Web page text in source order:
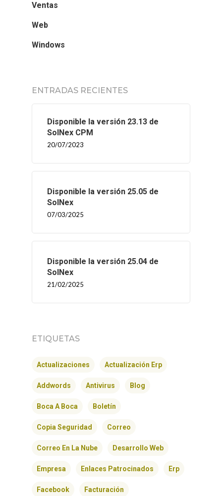
Ventas
Web
Windows
ENTRADAS RECIENTES
Disponible la versión 23.13 de
SolNex CPM
20/07/2023
Disponible la versión 25.05 de
SolNex
07/03/2025
Disponible la versión 25.04 de
SolNex
21/02/2025
ETIQUETAS
Actualizaciones Actualización Erp
Addwords Antivirus Blog
Boca A Boca Boletín
Copia Seguridad Correo
Correo En La Nube Desarrollo Web
Empresa Enlaces Patrocinados Erp
Facebook Facturación